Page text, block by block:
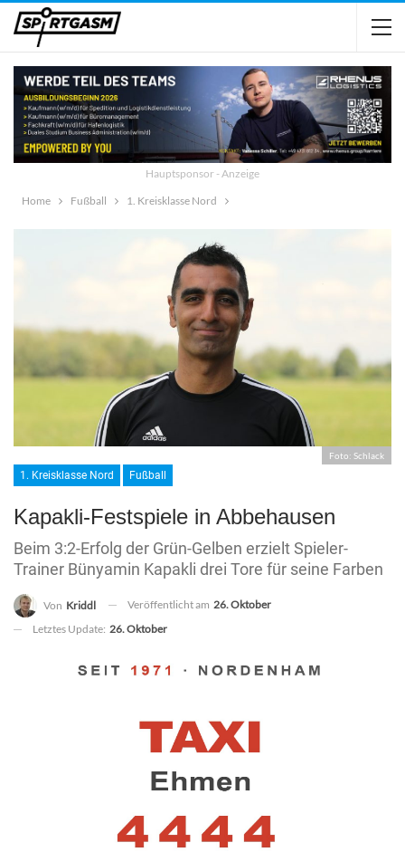
Hauptsponsor - Anzeige
Home
Fußball 1. Kreisklasse Nord
Foto: Schlack
1. Kreisklasse Nord Fußball
Kapakli-Festspiele in Abbehausen
Beim 3:2-Erfolg der Grün-Gelben erzielt Spieler-
Trainer Bünyamin Kapakli drei Tore für seine Farben
Von Kriddl Veröffentlicht am 26. Oktober
Letztes Update: 26. Oktober